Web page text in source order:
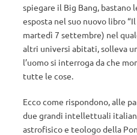
spiegare il Big Bang, bastano
esposta nel suo nuovo libro
martedì 7 settembre) nel
altri universi abitati, solleva
l’uomo si interroga da che
tutte le cose.
Ecco come rispondono, alle
due grandi intellettuali
astrofisico e teologo della